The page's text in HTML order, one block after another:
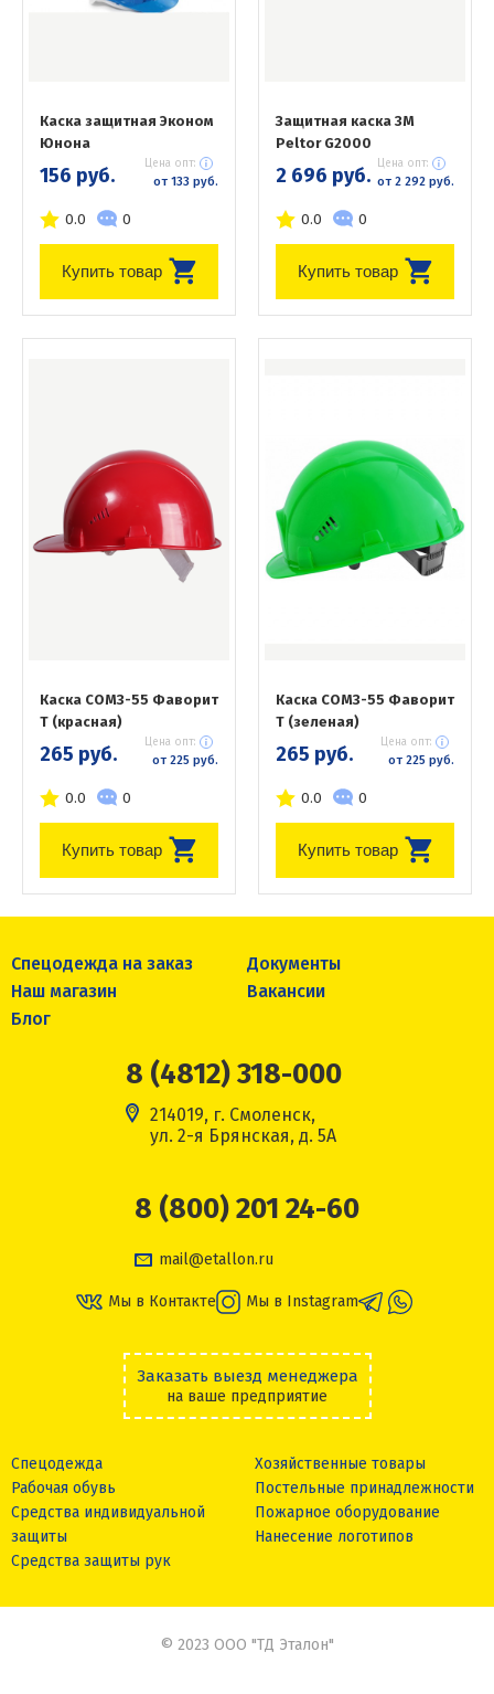
Каска защитная Эконом
Юнона
156 руб. Цена опт:
от 133 руб.
0.0 0
Купить товар
Защитная каска 3М
Peltor G2000
2 696 руб. Цена опт:
от 2 292 руб.
0.0 0
Купить товар
Каска СОМЗ-55 Фаворит
Т (красная)
265 руб. Цена опт:
от 225 руб.
0.0 0
Купить товар
Каска СОМЗ-55 Фаворит
Т (зеленая)
265 руб. Цена опт:
от 225 руб.
0.0 0
Купить товар
Спецодежда на заказ
Документы
Наш магазин
Вакансии
Блог
8 (4812) 318-000
214019, г. Смоленск,
ул. 2-я Брянская, д. 5А
8 (800) 201 24-60
mail@etallon.ru
Мы в Контакте Мы в Instagram
Заказать выезд менеджера
на ваше предприятие
Спецодежда
Рабочая обувь
Средства индивидуальной
защиты
Средства защиты рук
Хозяйственные товары
Постельные принадлежности
Пожарное оборудование
Нанесение логотипов
© 2023 ООО "ТД Эталон"